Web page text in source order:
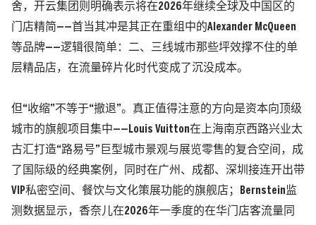
舍，开云集团则明确表示将在2026年继续全球及中国区的
门店精简——首当其冲是其正在重组中的Alexander McQueen
等品牌——逻辑很简单： 二、三线城市那些坪效撑不住的单
层精品店，在流量碎片化时代变成了沉没成本。
但“收缩”不等于“撤退”。真正值得注意的方向是资本向顶级
城市的旗舰项目集中——Louis Vuitton在上海南京西路兴业太
古汇打造“路易号”巨型城市景观与展览零售的复合空间，成
了国际级的经典案例，同时在广州、成都、深圳接连开出带
VIP私密空间、餐饮与文化策展功能的旗舰店；Bernstein监
测数据显示， 香奈儿在2026年一季度的在华门店客流量同